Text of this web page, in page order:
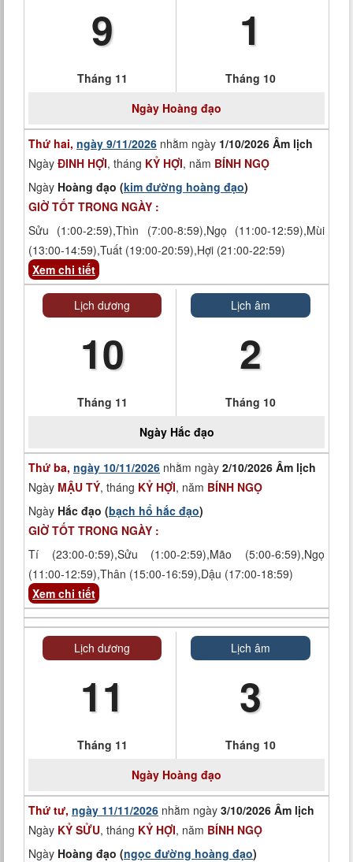
9
Tháng 11
1
Tháng 10
Ngày Hoàng đạo
Thứ hai, ngày 9/11/2026 nhằm ngày 1/10/2026 Âm lịch
Ngày ĐINH HỢI, tháng KỶ HỢI, năm BÍNH NGỌ
Ngày Hoàng đạo (kim đường hoàng đạo)
GIỜ TỐT TRONG NGÀY :
Sửu (1:00-2:59),Thìn (7:00-8:59),Ngọ (11:00-12:59),Mùi
(13:00-14:59),Tuất (19:00-20:59),Hợi (21:00-22:59)
Xem chi tiết
Lịch dương
10
Tháng 11
Lịch âm
2
Tháng 10
Ngày Hắc đạo
Thứ ba, ngày 10/11/2026 nhằm ngày 2/10/2026 Âm lịch
Ngày MẬU TÝ, tháng KỶ HỢI, năm BÍNH NGỌ
Ngày Hắc đạo (bạch hổ hắc đạo)
GIỜ TỐT TRONG NGÀY :
Tí (23:00-0:59),Sửu (1:00-2:59),Mão (5:00-6:59),Ngọ
(11:00-12:59),Thân (15:00-16:59),Dậu (17:00-18:59)
Xem chi tiết
Lịch dương
11
Tháng 11
Lịch âm
3
Tháng 10
Ngày Hoàng đạo
Thứ tư, ngày 11/11/2026 nhằm ngày 3/10/2026 Âm lịch
Ngày KỶ SỬU, tháng KỶ HỢI, năm BÍNH NGỌ
Ngày Hoàng đạo (ngọc đường hoàng đạo)